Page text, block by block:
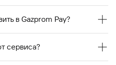
любых российских банков
в Gazprom Pay?
сервиса?